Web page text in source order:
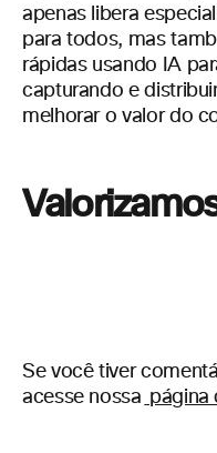
apenas libera
para todos, mas
rápidas usando IA
capturando e
melhorar o valor do
Se você tiver
acesse nossa página